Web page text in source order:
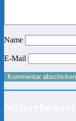
Name
E-Mail